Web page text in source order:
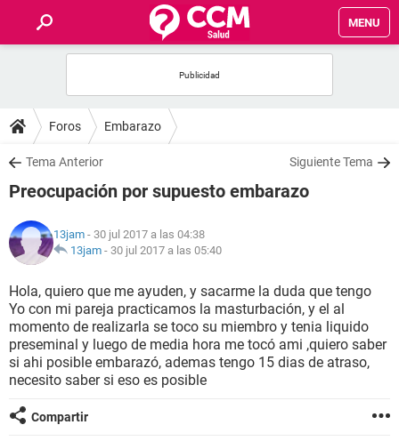
MENU
FOROS
SALUD
NUTRICIÓN
BIENESTAR
SEXUALIDAD
GLOSARIO
Foros Embarazo
Tema Anterior Siguiente Tema
Preocupación por supuesto embarazo
13jam - 30 jul 2017 a las 04:38
13jam - 30 jul 2017 a las 05:40
Hola, quiero que me ayuden, y sacarme la duda que tengo
Yo con mi pareja practicamos la masturbación, y el al
momento de realizarla se toco su miembro y tenia liquido
preseminal y luego de media hora me tocó ami ,quiero saber
si ahi posible embarazó, ademas tengo 15 dias de atraso,
necesito saber si eso es posible
Compartir